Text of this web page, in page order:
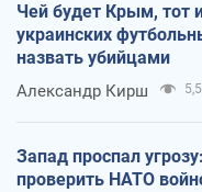
Чей будет Крым, тот
украинских
назвать убийцами
Александр Кирш
Запад проспал
проверить НАТО